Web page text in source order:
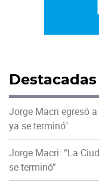
Destacadas
Jorge Macri egresó
ya se terminó"
Jorge Macri: “La
se terminó”